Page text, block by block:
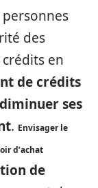
personnes
des
en
de crédits
ses
. Envisager le
d’achat
de